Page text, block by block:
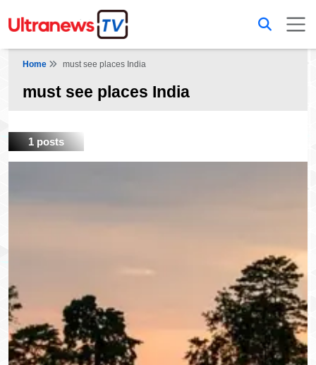
Home must see places India
must see places India
1 posts